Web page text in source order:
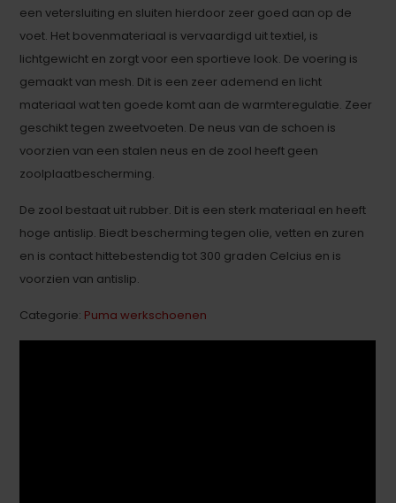
een vetersluiting en sluiten hierdoor zeer goed aan op de
voet. Het bovenmateriaal is vervaardigd uit textiel, is
lichtgewicht en zorgt voor een sportieve look. De voering is
gemaakt van mesh. Dit is een zeer ademend en licht
materiaal wat ten goede komt aan de warmteregulatie. Zeer
geschikt tegen zweetvoeten. De neus van de schoen is
voorzien van een stalen neus en de zool heeft geen
zoolplaatbescherming.
De zool bestaat uit rubber. Dit is een sterk materiaal en heeft
hoge antislip. Biedt bescherming tegen olie, vetten en zuren
en is contact hittebestendig tot 300 graden Celcius en is
voorzien van antislip.
Categorie: Puma werkschoenen